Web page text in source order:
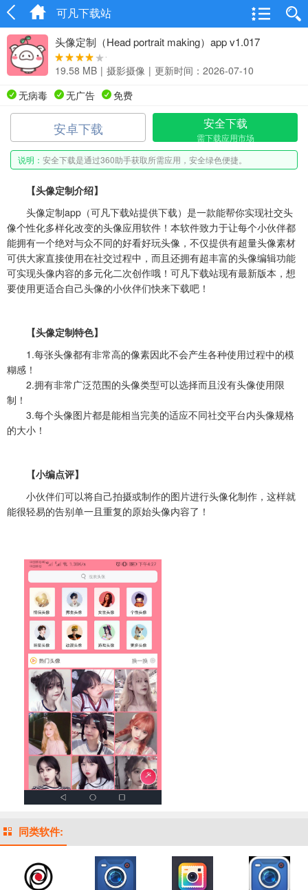
可凡下载站
头像定制（Head portrait making）app v1.017
19.58 MB | 摄影摄像 | 更新时间：2026-07-10
无病毒
无广告 免费
安卓下载 安全下载
需下载应用市场
说明： 安全下载是通过360助手获取所需应用，安全绿色便捷。
【头像定制介绍】
头像定制app（可凡下载站提供下载）是一款能帮你实现社交头
像个性化多样化改变的头像应用软件！本软件致力于让每个小伙伴都
能拥有一个绝对与众不同的好看好玩头像，不仅提供有超量头像素材
可供大家直接使用在社交过程中，而且还拥有超丰富的头像编辑功能
可实现头像内容的多元化二次创作哦！可凡下载站现有最新版本，想
要使用更适合自己头像的小伙伴们快来下载吧！
【头像定制特色】
1.每张头像都有非常高的像素因此不会产生各种使用过程中的模
糊感！
2.拥有非常广泛范围的头像类型可以选择而且没有头像使用限
制！
3.每个头像图片都是能相当完美的适应不同社交平台内头像规格
的大小！
【小编点评】
小伙伴们可以将自己拍摄或制作的图片进行头像化制作，这样就
能很轻易的告别单一且重复的原始头像内容了！
同类软件: